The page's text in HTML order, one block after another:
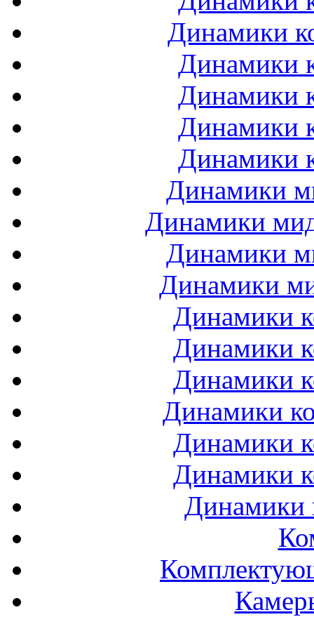
Динамики
Динамики
Динамики
Динамики
Динамики
Динамики
Динамики
Динамики
Динамики
Динамики
Динамики
Динамики
Динамики
Динамики
Динамики
Динамики